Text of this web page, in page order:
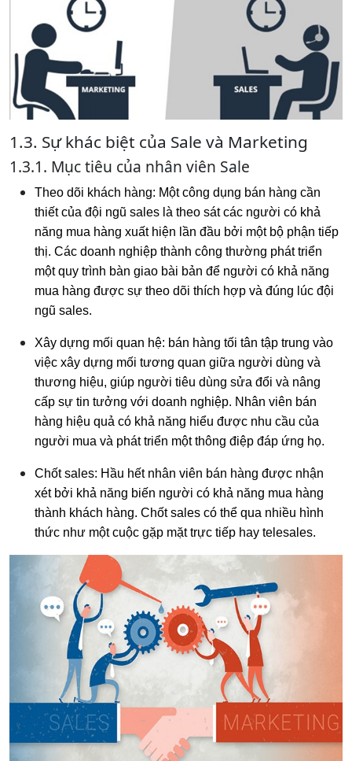
1.3. Sự khác biệt của Sale và Marketing
1.3.1. Mục tiêu của nhân viên Sale
Theo dõi khách hàng: Một công dụng bán hàng cần
thiết của đội ngũ sales là theo sát các người có khả
năng mua hàng xuất hiện lần đầu bởi một bộ phận tiếp
thị. Các doanh nghiệp thành công thường phát triển
một quy trình bàn giao bài bản để người có khả năng
mua hàng được sự theo dõi thích hợp và đúng lúc đội
ngũ sales.
Xây dựng mối quan hệ: bán hàng tối tân tập trung vào
việc xây dựng mối tương quan giữa người dùng và
thương hiệu, giúp người tiêu dùng sửa đổi và nâng
cấp sự tin tưởng với doanh nghiệp. Nhân viên bán
hàng hiệu quả có khả năng hiểu được nhu cầu của
người mua và phát triển một thông điệp đáp ứng họ.
Chốt sales: Hầu hết nhân viên bán hàng được nhận
xét bởi khả năng biến người có khả năng mua hàng
thành khách hàng. Chốt sales có thể qua nhiều hình
thức như một cuộc gặp mặt trực tiếp hay telesales.